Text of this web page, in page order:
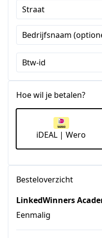
Straat
Bedrijfsnaam
Btw-id
Hoe wil je betalen?
iDEAL | Wero
Besteloverzicht
LinkedWinners
Eenmalig